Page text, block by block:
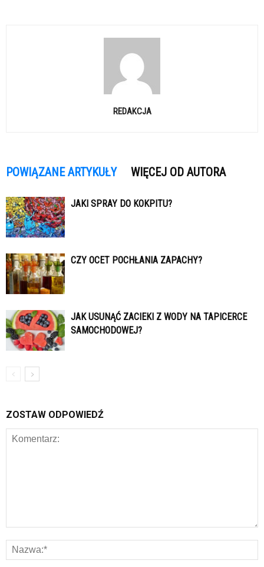
REDAKCJA
POWIĄZANE ARTYKUŁY WIĘCEJ OD AUTORA
JAKI SPRAY DO KOKPITU?
CZY OCET POCHŁANIA ZAPACHY?
JAK USUNĄĆ ZACIEKI Z WODY NA TAPICERCE
SAMOCHODOWEJ?
ZOSTAW ODPOWIEDŹ